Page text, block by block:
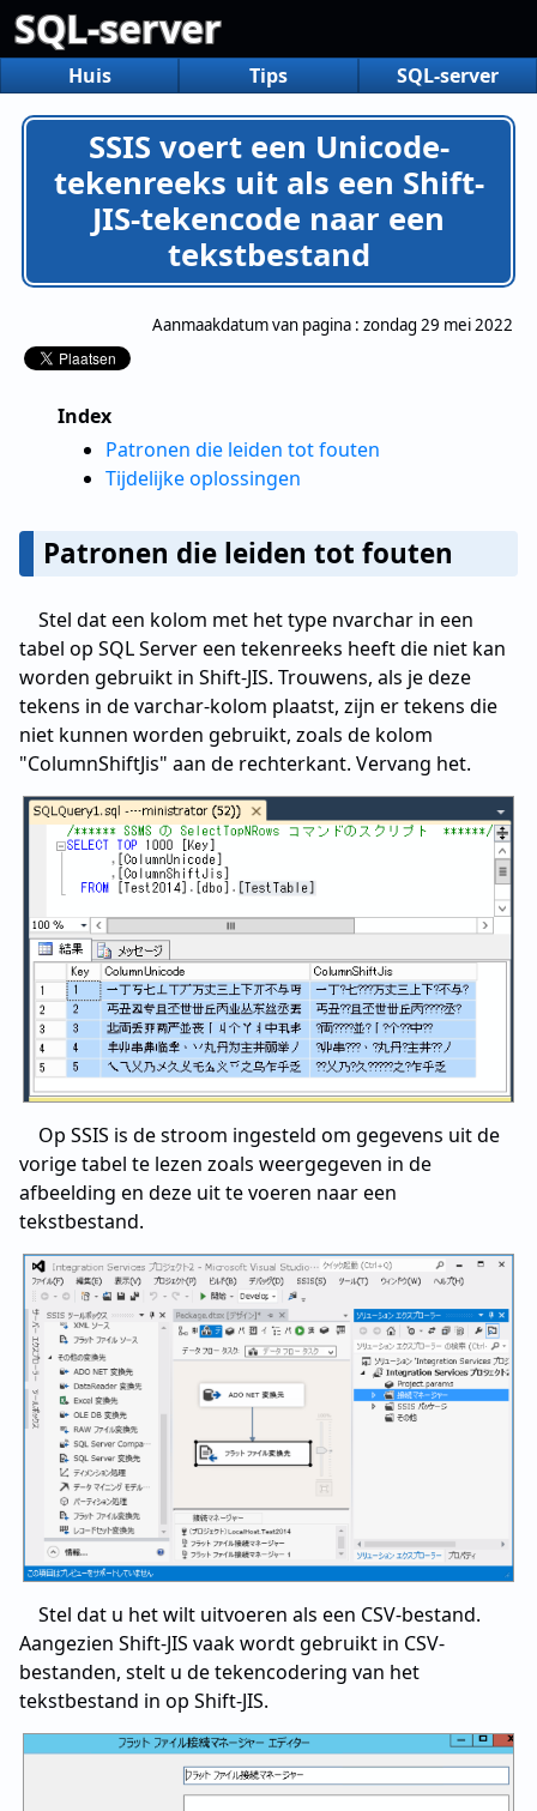
SQL-server
Huis Tips SQL-server
SSIS voert een Unicode-
tekenreeks uit als een Shift-
JIS-tekencode naar een
tekstbestand
Aanmaakdatum van pagina : zondag 29 mei 2022
Index
Patronen die leiden tot fouten
Tijdelijke oplossingen
Patronen die leiden tot fouten
Stel dat een kolom met het type nvarchar in een
tabel op SQL Server een tekenreeks heeft die niet kan
worden gebruikt in Shift-JIS. Trouwens, als je deze
tekens in de varchar-kolom plaatst, zijn er tekens die
niet kunnen worden gebruikt, zoals de kolom
"ColumnShiftJis" aan de rechterkant. Vervang het.
Op SSIS is de stroom ingesteld om gegevens uit de
vorige tabel te lezen zoals weergegeven in de
afbeelding en deze uit te voeren naar een
tekstbestand.
Stel dat u het wilt uitvoeren als een CSV-bestand.
Aangezien Shift-JIS vaak wordt gebruikt in CSV-
bestanden, stelt u de tekencodering van het
tekstbestand in op Shift-JIS.